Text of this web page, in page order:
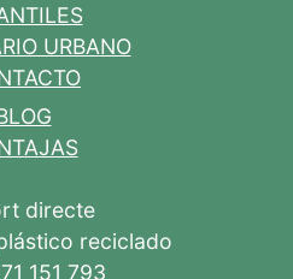
URBANO
directe
reciclado
151 793